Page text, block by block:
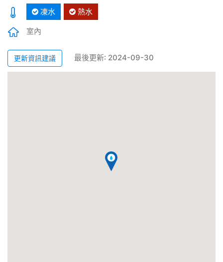
凍水 熱水
室內
更新資訊建議 最後更新: 2024-09-30